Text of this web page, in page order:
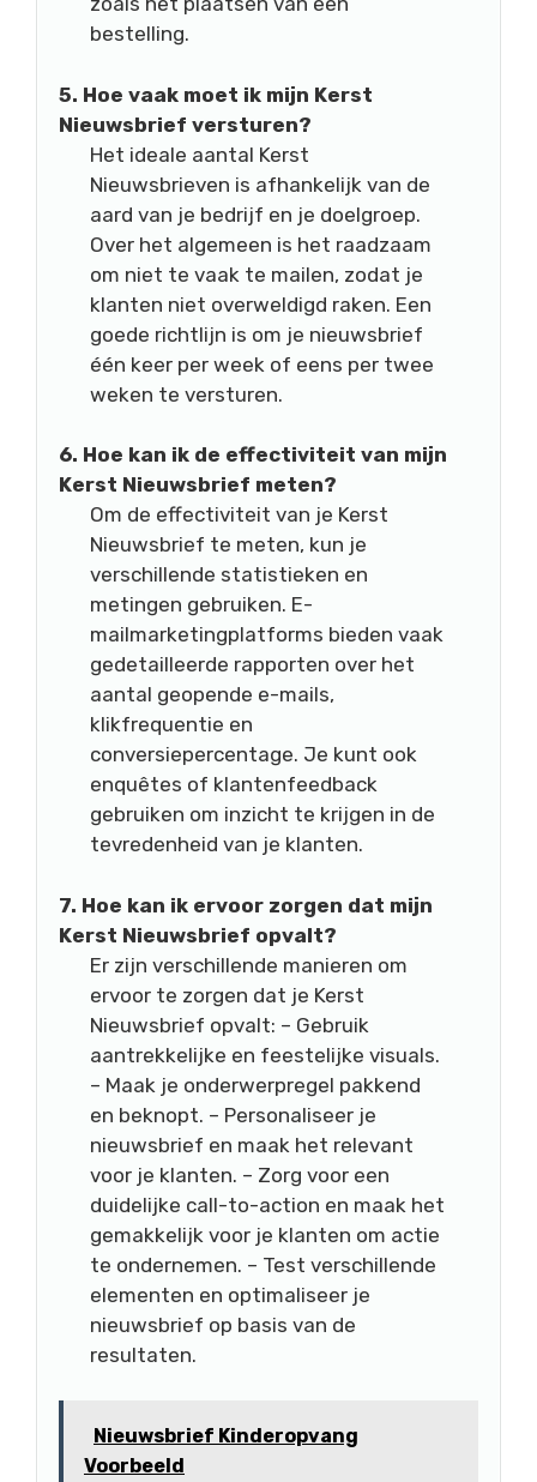
bestelling.
5. Hoe vaak moet ik mijn Kerst
Nieuwsbrief versturen?
Het ideale aantal Kerst
Nieuwsbrieven is afhankelijk van de
aard van je bedrijf en je doelgroep.
Over het algemeen is het raadzaam
om niet te vaak te mailen, zodat je
klanten niet overweldigd raken. Een
goede richtlijn is om je nieuwsbrief
één keer per week of eens per twee
weken te versturen.
6. Hoe kan ik de effectiviteit van mijn
Kerst Nieuwsbrief meten?
Om de effectiviteit van je Kerst
Nieuwsbrief te meten, kun je
verschillende statistieken en
metingen gebruiken. E-
mailmarketingplatforms bieden vaak
gedetailleerde rapporten over het
aantal geopende e-mails,
klikfrequentie en
conversiepercentage. Je kunt ook
enquêtes of klantenfeedback
gebruiken om inzicht te krijgen in de
tevredenheid van je klanten.
7. Hoe kan ik ervoor zorgen dat mijn
Kerst Nieuwsbrief opvalt?
Er zijn verschillende manieren om
ervoor te zorgen dat je Kerst
Nieuwsbrief opvalt: – Gebruik
aantrekkelijke en feestelijke visuals.
– Maak je onderwerpregel pakkend
en beknopt. – Personaliseer je
nieuwsbrief en maak het relevant
voor je klanten. – Zorg voor een
duidelijke call-to-action en maak het
gemakkelijk voor je klanten om actie
te ondernemen. – Test verschillende
elementen en optimaliseer je
nieuwsbrief op basis van de
resultaten.
Nieuwsbrief Kinderopvang
Voorbeeld